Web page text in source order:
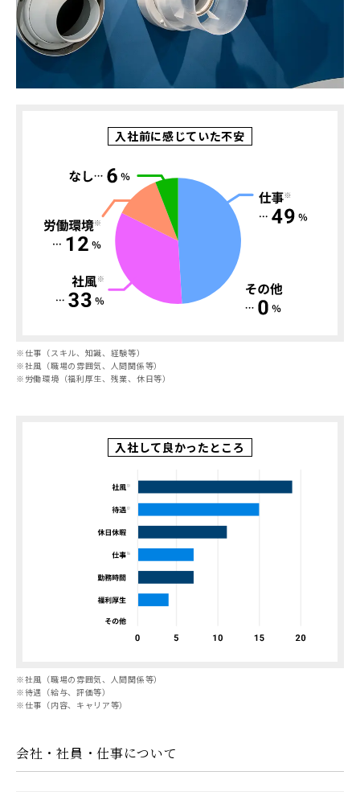
入社前に感じていた不安
※仕事（スキル、知識、経験等）
※社風（職場の雰囲気、人間関係等）
※ 労働環境（福利厚生、残業、休日等）
入社して良かったところ
※社風（職場の雰囲気、人間関係等）
※待遇（給与、評価等）
※仕事（内容、キャリア等）
会社・社員・仕事について